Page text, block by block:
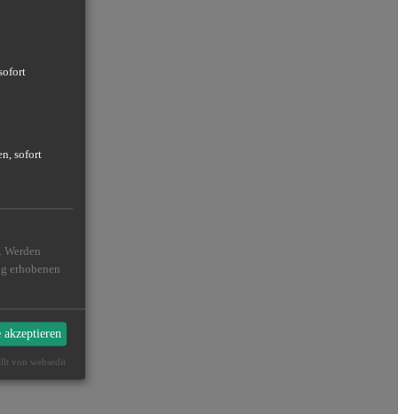
sofort
erhobenen
von websedit